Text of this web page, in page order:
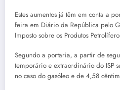
Estes aumentos já têm em conta a
feira em Diário da República pelo
Imposto sobre os Produtos
Segundo a portaria, a partir de
temporário e extraordinário do ISP
no caso do gasóleo e de 4,58